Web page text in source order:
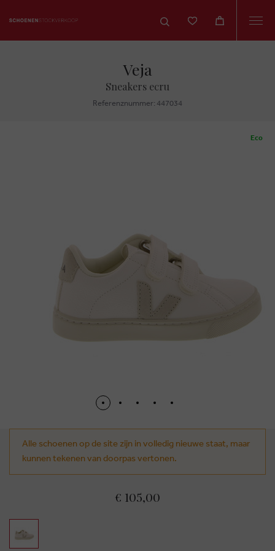
Veja
Sneakers ecru
Referenznummer: 447034
Eco
Alle schoenen op de site zijn in volledig nieuwe staat, maar
kunnen tekenen van doorpas vertonen.
€ 105,00